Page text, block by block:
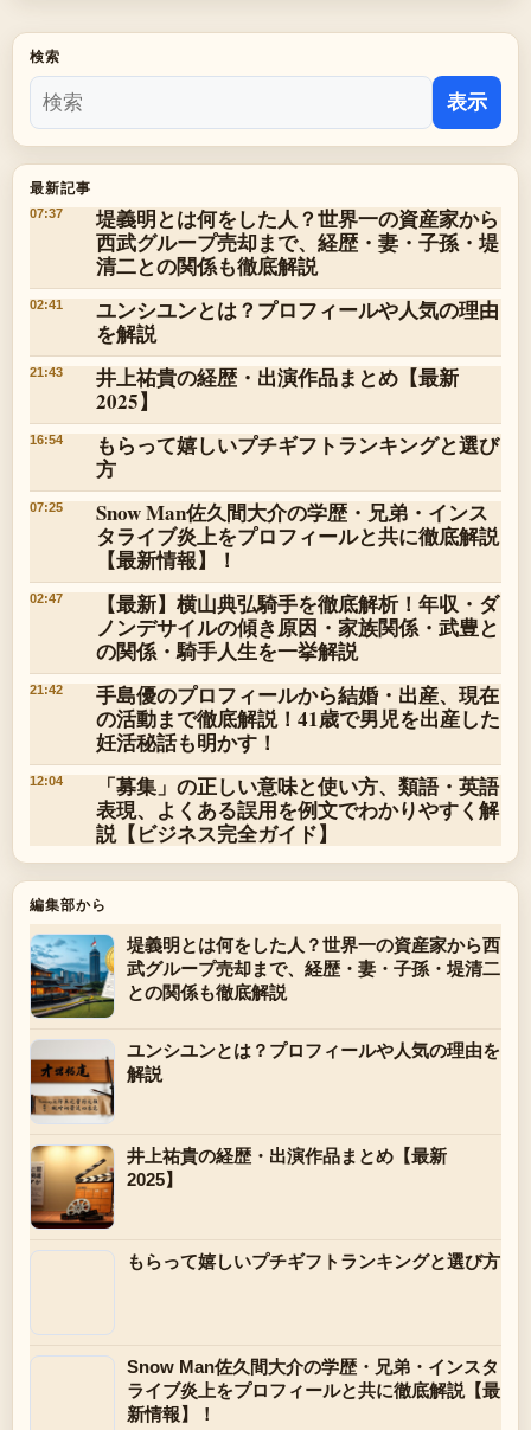
検索
表示
最新記事
07:37
堤義明とは何をした人？世界一の資産家から
西武グループ売却まで、経歴・妻・子孫・堤
清二との関係も徹底解説
02:41
ユンシユンとは？プロフィールや人気の理由
を解説
21:43
井上祐貴の経歴・出演作品まとめ【最新
2025】
16:54
もらって嬉しいプチギフトランキングと選び
方
07:25
Snow Man佐久間大介の学歴・兄弟・インス
タライブ炎上をプロフィールと共に徹底解説
【最新情報】！
02:47
【最新】横山典弘騎手を徹底解析！年収・ダ
ノンデサイルの傾き原因・家族関係・武豊と
の関係・騎手人生を一挙解説
21:42
手島優のプロフィールから結婚・出産、現在
の活動まで徹底解説！41歳で男児を出産した
妊活秘話も明かす！
12:04
「募集」の正しい意味と使い方、類語・英語
表現、よくある誤用を例文でわかりやすく解
説【ビジネス完全ガイド】
編集部から
堤義明とは何をした人？世界一の資産家から西
武グループ売却まで、経歴・妻・子孫・堤清二
との関係も徹底解説
ユンシユンとは？プロフィールや人気の理由を
解説
井上祐貴の経歴・出演作品まとめ【最新
2025】
もらって嬉しいプチギフトランキングと選び方
Snow Man佐久間大介の学歴・兄弟・インスタ
ライブ炎上をプロフィールと共に徹底解説【最
新情報】！